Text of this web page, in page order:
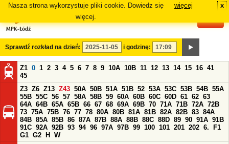
Nasza strona wykorzystuje pliki cookie. Dowiedz się
więcej.
więcej x
Sprawdź rozkład na dzień: i godzinę:
Z1 0 1 2 3 4 5 6 7 8 9 10A 10B 11 12 13 14 15 16 41
45
Z3 Z6 Z13 Z43 50A 50B 51A 51B 52 53A 53C 53B 54B 55A
55B 55C 56 57 58A 58B 59 60A 60B 60C 60D 61 62 63
64A 64B 65A 65B 66 67 68 69A 69B 70 71A 71B 72A 72B
73 75A 75B 76 77 78 80A 80B 81A 81B 82A 82B 83 84A
84B 85A 85B 86 87A 87B 88A 88B 88C 88D 89 90 91A 91B
91C 92A 92B 93 94 96 97A 97B 99 100 101 201 202 6.
F1
G1 G2 H
W